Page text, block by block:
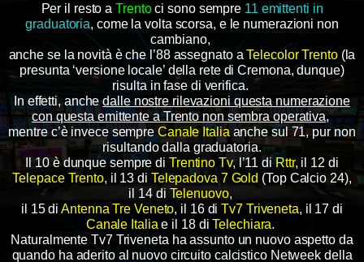
Per il resto aTrentoci sono sempre 11 emittenti in
graduatoria, come la volta scorsa, e le numerazioni non
cambiano,
anche se la novità è che l’88 assegnato aTelecolor Trento(la
presunta ‘versione locale’ della rete di Cremona, dunque)
risulta in fase di verifica.
In effetti, anchedalle nostre rilevazioni questa numerazione
con questa emittente a Trento non sembra operativa,
mentre c’è invece sempreCanale Italiaanche sul 71, pur non
risultando dalla graduatoria.
Il 10 è dunque sempre di Trentino Tv, l’11 diRttr, il 12 di
Telepace Trento, il 13 di Telepadova 7 Gold (Top Calcio 24),
il 14 di Telenuovo,
il 15 diAntenna Tre Veneto, il 16 di Tv7 Triveneta, il 17 di
Canale Italia e il 18 diTelechiara.
Naturalmente Tv7 Triveneta ha assunto un nuovo aspetto da
quando ha aderito al nuovo circuito calcistico Netweek della